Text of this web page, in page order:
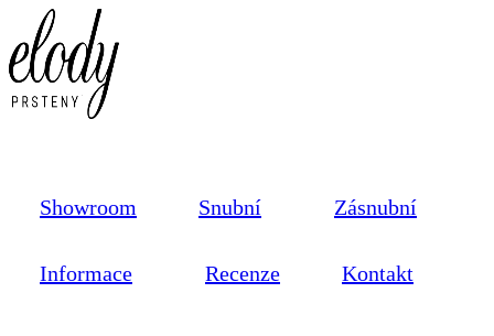
Showroom Snubní Zásnubní
Informace Recenze Kontakt